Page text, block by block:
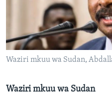
Waziri mkuu wa Sudan,
Waziri mkuu wa Sudan